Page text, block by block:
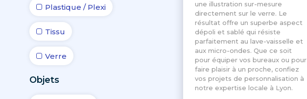
Plastique / Plexi
Tissu
Verre
Objets
une illustration sur-mesure
directement sur le verre. Le
résultat offre un superbe aspect
dépoli et sablé qui résiste
parfaitement au lave-vaisselle et
aux micro-ondes. Que ce soit
pour équiper vos bureaux ou pour
faire plaisir à un proche, confiez
vos projets de personnalisation à
notre expertise locale à Lyon.